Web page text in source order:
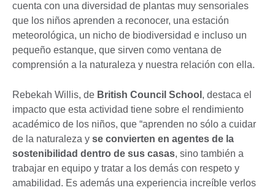
cuenta con una diversidad de plantas muy sensoriales
que los niños aprenden a reconocer, una estación
meteorológica, un nicho de biodiversidad e incluso un
pequeño estanque, que sirven como ventana de
comprensión a la naturaleza y nuestra relación con ella.
Rebekah Willis, de British Council School , destaca el
impacto que esta actividad tiene sobre el rendimiento
académico de los niños, que “aprenden no sólo a cuidar
de la naturaleza y se convierten en agentes de la
sostenibilidad dentro de sus casas, sino también a
trabajar en equipo y tratar a los demás con respeto y
amabilidad. Es además una experiencia increíble verlos